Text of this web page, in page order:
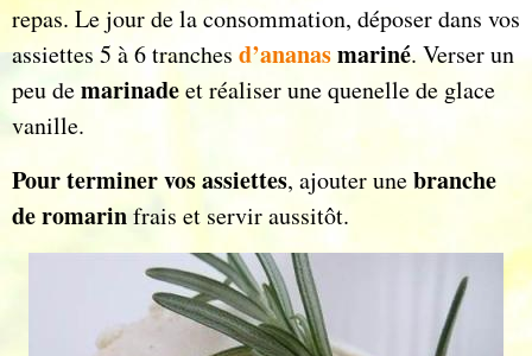
repas. Le jour de la consommation, déposer dans vos
assiettes 5 à 6 tranches d’ananasmariné. Verser un
peu demarinadeet réaliser une quenelle de glace
vanille.
Pour terminer vos assiettes, ajouter unebranche
de romarinfrais et servir aussitôt.